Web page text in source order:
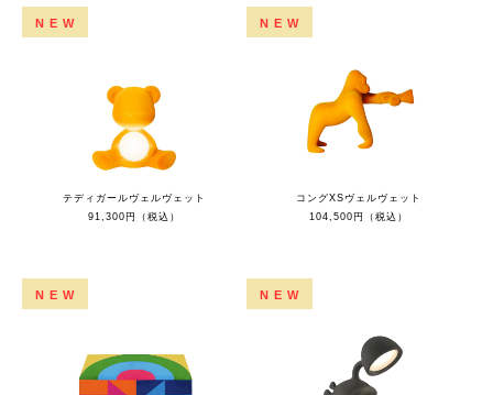
NEW
テディガールヴェルヴェット
91,300円（税込）
NEW
コングXSヴェルヴェット
104,500円（税込）
NEW NEW